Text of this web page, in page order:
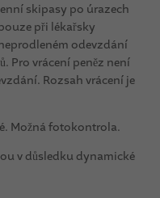
skipasy po úrazech
při lékařsky
odevzdání
Pro vrácení peněz není
Rozsah vrácení je
Možná fotokontrola.
v důsledku dynamické